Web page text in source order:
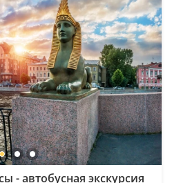
- автобусная экскурсия